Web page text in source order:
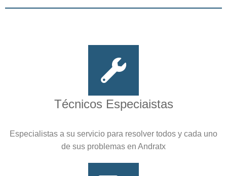
Técnicos Especiaistas
Especialistas a su servicio para resolver todos y cada uno
de sus problemas en Andratx